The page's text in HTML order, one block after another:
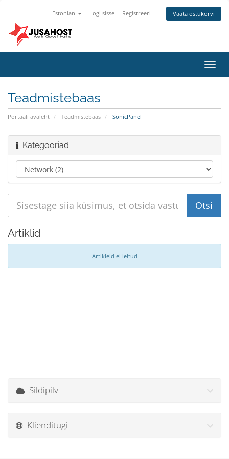
Estonian Logi sisse Registreeri Vaata ostukorvi
Teadmistebaas
Portaali avaleht Teadmistebaas SonicPanel
Kategooriad
Artiklid
Artikleid ei leitud
Sildipilv
Klienditugi